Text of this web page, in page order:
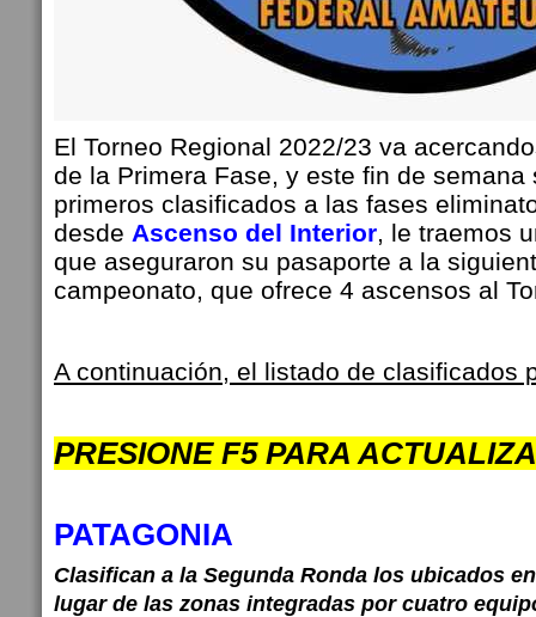
El Torneo Regional 2022/23 va
de la Primera Fase, y este fin de semana
primeros clasificados a las fases
desde Ascenso del Interior, le traemos
que aseguraron su pasaporte a la
campeonato, que ofrece 4 ascensos al
A continuación, el listado de clasificados
PRESIONE F5 PARA
PATAGONIA
Clasifican a la Segunda Ronda los ubicados
lugar de las zonas integradas por cuatro